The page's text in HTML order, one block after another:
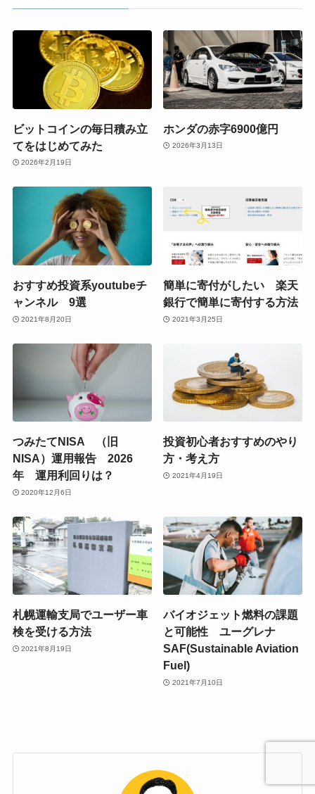
ビットコインの毎日積み立
てをはじめてみた
2026年2月19日
ホンダの赤字6900億円
2026年3月13日
おすすめ投資系youtubeチ
ャンネル 9選
2021年8月20日
簡単に寄付がしたい 楽天
銀行で簡単に寄付する方法
2021年3月25日
つみたてNISA （旧
NISA）運用報告 2026
年 運用利回りは？
2020年12月6日
投資初心者おすすめのやり
方・考え方
2021年4月19日
札幌運輸支局でユーザー車
検を受ける方法
2021年8月19日
バイオジェット燃料の課題
と可能性 ユーグレナ
SAF(Sustainable Aviation
Fuel)
2021年7月10日